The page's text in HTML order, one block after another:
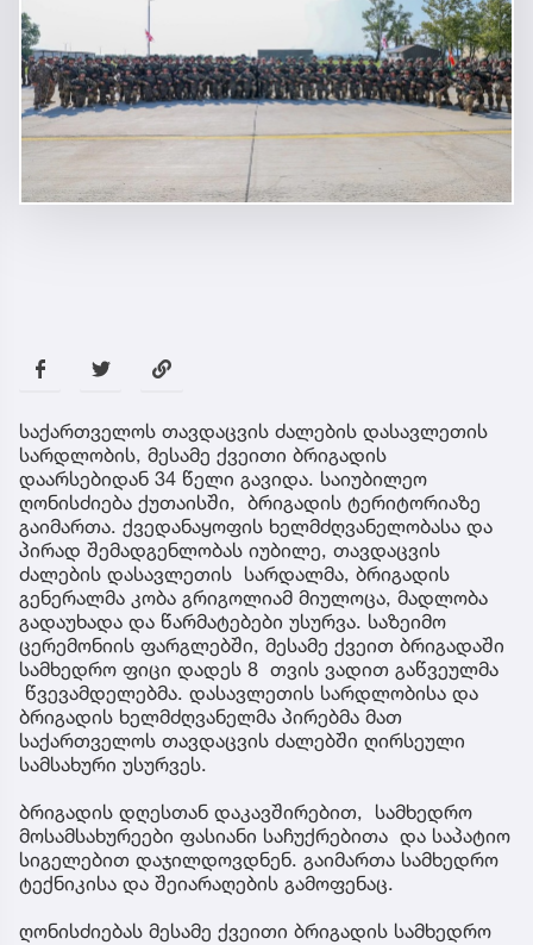
საქართველოს თავდაცვის ძალების დასავლეთის
სარდლობის, მესამე ქვეითი ბრიგადის
დაარსებიდან 34 წელი გავიდა. საიუბილეო
ღონისძიება ქუთაისში, ბრიგადის ტერიტორიაზე
გაიმართა. ქვედანაყოფის ხელმძღვანელობასა და
პირად შემადგენლობას იუბილე, თავდაცვის
ძალების დასავლეთის სარდალმა, ბრიგადის
გენერალმა კობა გრიგოლიამ მიულოცა, მადლობა
გადაუხადა და წარმატებები უსურვა. საზეიმო
ცერემონიის ფარგლებში, მესამე ქვეით ბრიგადაში
სამხედრო ფიცი დადეს 8 თვის ვადით გაწვეულმა
წვევამდელებმა. დასავლეთის სარდლობისა და
ბრიგადის ხელმძღვანელმა პირებმა მათ
საქართველოს თავდაცვის ძალებში ღირსეული
სამსახური უსურვეს.
ბრიგადის დღესთან დაკავშირებით, სამხედრო
მოსამსახურეები ფასიანი საჩუქრებითა და საპატიო
სიგელებით დაჯილდოვდნენ. გაიმართა სამხედრო
ტექნიკისა და შეიარაღების გამოფენაც.
ღონისძიებას მესამე ქვეითი ბრიგადის სამხედრო